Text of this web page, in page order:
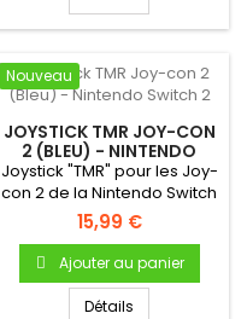
Nouveau
JOYSTICK TMR JOY-CON
2 (BLEU) - NINTENDO
SWITCH 2
Joystick "TMR" pour les Joy-
con 2 de la Nintendo Switch
2 (Joy-con 2)....
15,99 €
Ajouter au panier
Détails